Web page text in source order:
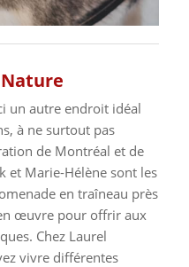
un autre endroit idéal
à ne surtout pas
de Montréal et de
et Marie-Hélène sont les
en traîneau près
œuvre pour offrir aux
Chez Laurel
vivre différentes